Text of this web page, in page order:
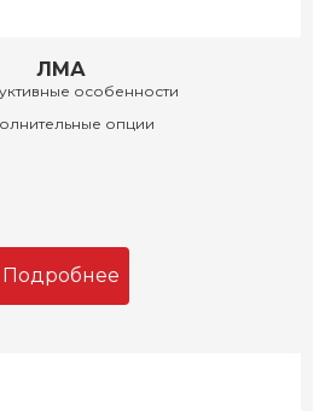
ЛМА
особенности
опции
Подробнее